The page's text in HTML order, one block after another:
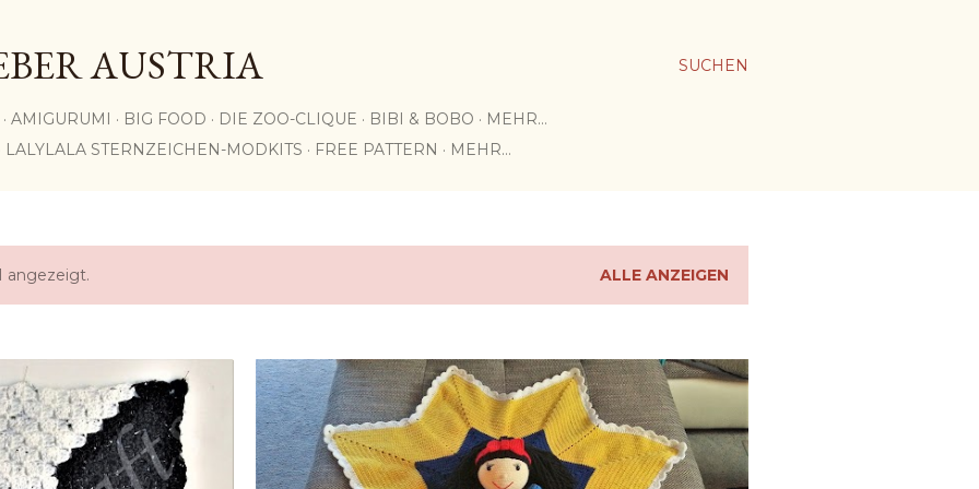
SUCHEN
AUSTRIA
AMIGURUMI BIG FOOD DIE ZOO-CLIQUE BIBI & BOBO
MEHR…
LALYLALA STERNZEICHEN-MODKITS FREE PATTERN MEHR…
angezeigt. ALLE ANZEIGEN